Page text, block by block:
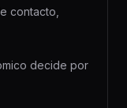
contacto,
decide por